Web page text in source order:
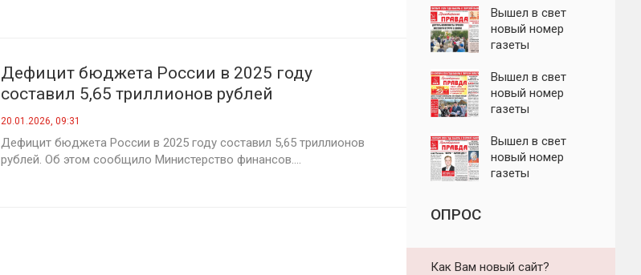
Дефицит бюджета России в 2025 году
составил 5,65 триллионов рублей
20.01.2026, 09:31
Дефицит бюджета России в 2025 году составил 5,65 триллионов
рублей. Об этом сообщило Министерство финансов....
правда"
Вышел в свет
новый номер
газеты
правда"
Вышел в свет
новый номер
газеты
правда"
Вышел в свет
новый номер
газеты
ОПРОС
Как Вам новый сайт?